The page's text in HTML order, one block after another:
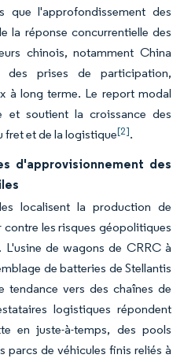
que l'approfondissement des
la réponse concurrentielle des
chinois, notamment China
des prises de participation,
à long terme. Le report modal
et soutient la croissance des
fret et de la logistique[2].
d'approvisionnement des
localisent la production de
les risques géopolitiques
de wagons de CRRC à
de batteries de Stellantis
tendance vers des chaînes de
logistiques répondent
en juste-à-temps, des pools
parcs de véhicules finis reliés à